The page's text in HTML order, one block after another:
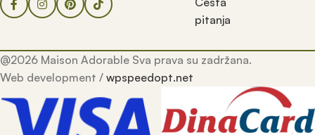
pitanja
@2026 Maison Adorable Sva prava su zadržana.
Web development / wpspeedopt.net